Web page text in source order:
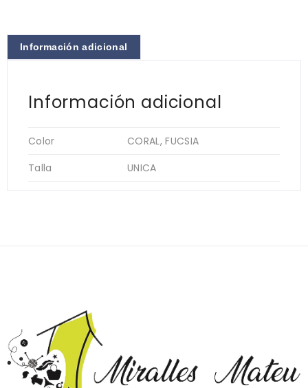
Información adicional
Información adicional
Color
CORAL, FUCSIA
Talla
UNICA